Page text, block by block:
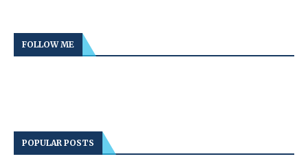
FOLLOW ME
POPULAR POSTS